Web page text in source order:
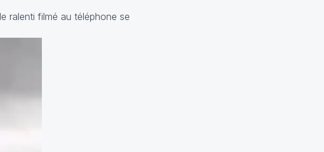
ralenti filmé au téléphone se